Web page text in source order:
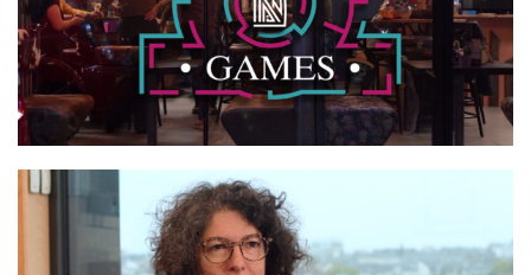
BRAIN GAMES